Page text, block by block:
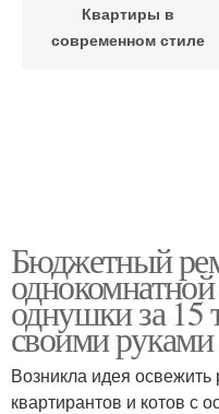
Квартиры в
современном стиле
Бюджетный
однушки за 15
своими руками
Возникла идея
квартирантов и котов с